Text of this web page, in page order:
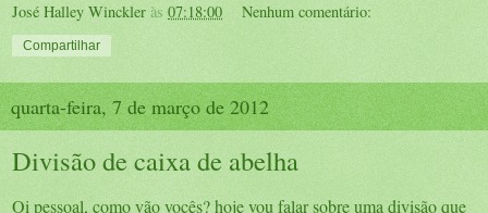
José Halley Winckler às 07:18:00 Nenhum comentário:
Compartilhar
quarta-feira, 7 de março de 2012
Divisão de caixa de abelha
Oi pessoal, como vão vocês? hoje vou falar sobre uma divisão que